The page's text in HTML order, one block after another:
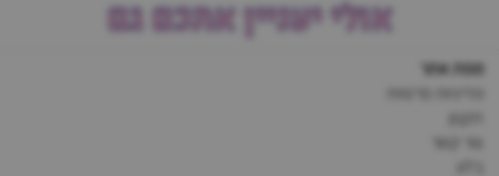
אולי יעניין אתכם גם
מפת אתר
צור קשר